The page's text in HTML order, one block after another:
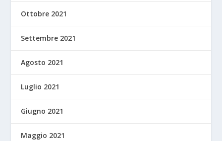
Ottobre 2021
Settembre 2021
Agosto 2021
Luglio 2021
Giugno 2021
Maggio 2021